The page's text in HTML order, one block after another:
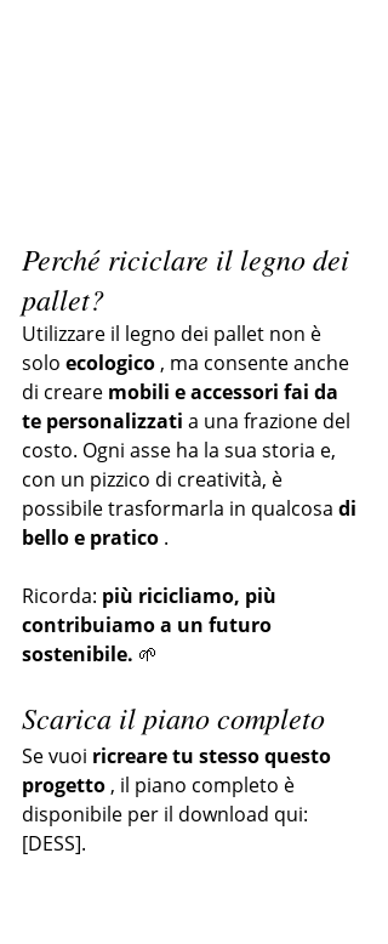
Perché riciclare il legno dei
pallet?
Utilizzare il legno dei pallet non è
solo ecologico , ma consente anche
di creare mobili e accessori fai da
te personalizzati a una frazione del
costo. Ogni asse ha la sua storia e,
con un pizzico di creatività, è
possibile trasformarla in qualcosa di
bello e pratico .
Ricorda: più ricicliamo, più
contribuiamo a un futuro
sostenibile. 🌱
Scarica il piano completo
Se vuoi ricreare tu stesso questo
progetto , il piano completo è
disponibile per il download qui:
[DESS].